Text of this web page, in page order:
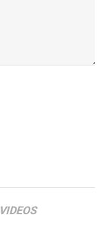
VIDEOS